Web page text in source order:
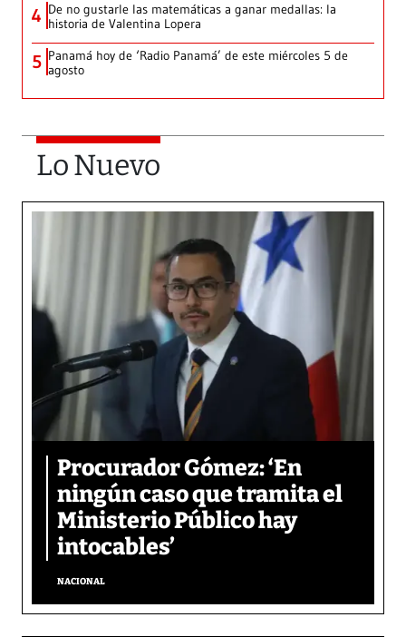
4 De no gustarle las matemáticas a ganar medallas: la
historia de Valentina Lopera
5 Panamá hoy de ‘Radio Panamá’ de este miércoles 5 de
agosto
Lo Nuevo
Procurador Gómez: ‘En
ningún caso que tramita el
Ministerio Público hay
intocables’
NACIONAL